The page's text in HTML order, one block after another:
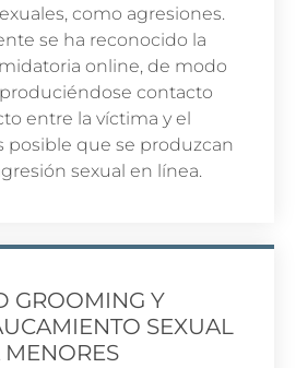
como agresiones.
se ha reconocido la
online, de modo
contacto
entre la víctima y el
posible que se produzcan
sexual en línea.
GROOMING Y
SEXUAL
MENORES